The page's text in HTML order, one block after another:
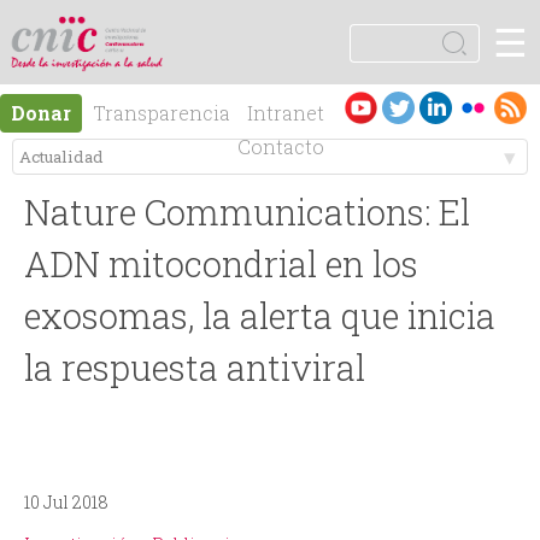
logotipo
En
gli
sh
Es
pa
ño
l
F
o
r
m
u
l
u
s
c
Donar Transparencia
Intranet
Contacto
☰
M
n
ú
Nature Communications: El
ADN mitocondrial en los
exosomas, la alerta que inicia
la respuesta antiviral
10 Jul 2018